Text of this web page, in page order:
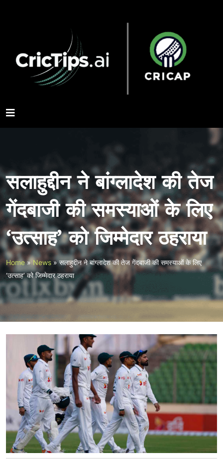
सलाहुद्दीन ने बांग्लादेश की तेज
गेंदबाजी की समस्याओं के लिए
‘उत्साह’ को जिम्मेदार ठहराया
Home»News»सलाहुद्दीन ने बांग्लादेश की तेज गेंदबाजी की समस्याओं के लिए
‘उत्साह’ को जिम्मेदार ठहराया